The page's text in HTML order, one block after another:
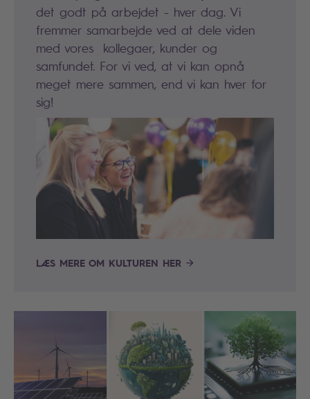
det godt på arbejdet - hver dag. Vi
fremmer samarbejde ved at dele viden
med vores kollegaer, kunder og
samfundet. For vi ved, at vi kan opnå
meget mere sammen, end vi kan hver for
sig!
LÆS MERE OM KULTUREN HER